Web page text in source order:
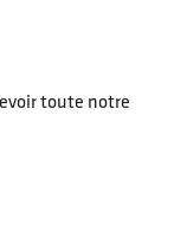
toute notre